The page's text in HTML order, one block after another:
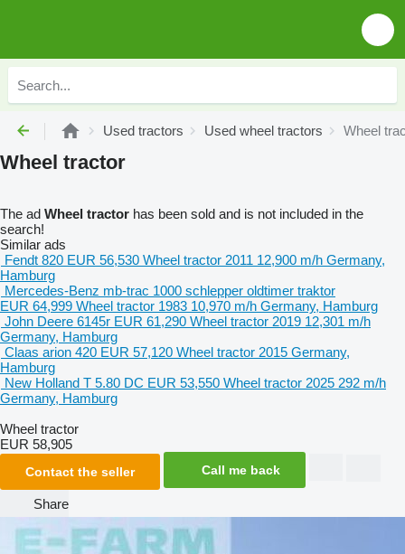
Used tractors Used wheel tractors Wheel
Wheel tractor
The ad Wheel tractor has been sold and is not included in the
search!
Similar ads
Fendt 820 ​​​​​​​​​‌‌​​​​‌​​​​​​​​​‌‌‌​‌​‌​​​​​​​​​‌‌‌​‌​​​​​​​​​​​‌‌​ EUR 56,530 Wheel tractor 2011 12,900 m/h Germany,
Hamburg
Mercedes-Benz mb-trac 1000 schlepper oldtimer traktor
EUR 64,999 Wheel tractor 1983 10,970 m/h Germany, Hamburg
John Deere 6145r EUR 61,290 Wheel tractor 2019 12,301 m/h
Germany, Hamburg
Claas arion 420 EUR 57,120 Wheel tractor 2015 Germany,
Hamburg
New Holland T 5.80 DC EUR 53,550 Wheel tractor 2025 292 m/h
Germany, Hamburg
Wheel tractor
EUR 58,905
Contact the seller Call me back
Share